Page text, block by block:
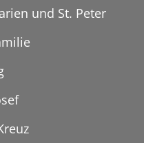
und St. Peter